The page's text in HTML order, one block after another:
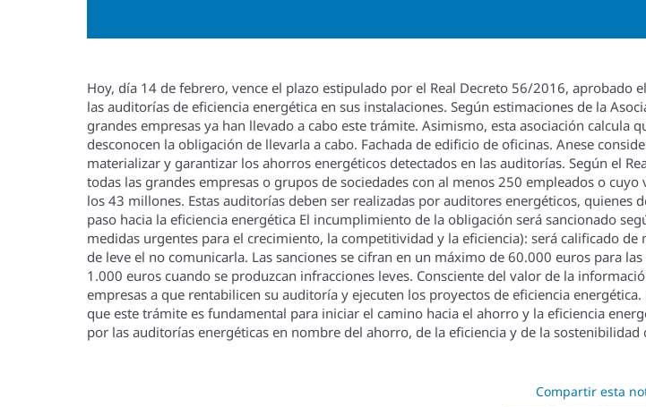
Hoy, dí­a 14 de febrero, vence el plazo estipulado por el Real Decreto 56/2016,
las auditorí­as de eficiencia energética en sus instalaciones. Según estimaciones de la
grandes empresas ya han llevado a cabo este trámite. Asimismo, esta asociación calcula
desconocen la obligación de llevarla a cabo. Fachada de edificio de oficinas. Anese
materializar y garantizar los ahorros energéticos detectados en las auditorí­as. Según el
todas las grandes empresas o grupos de sociedades con al menos 250 empleados o
los 43 millones. Estas auditorí­as deben ser realizadas por auditores energéticos,
paso hacia la eficiencia energética El incumplimiento de la obligación será sancionado
medidas urgentes para el crecimiento, la competitividad y la eficiencia): será calificado
de leve el no comunicarla. Las sanciones se cifran en un máximo de 60.000 euros para
1.000 euros cuando se produzcan infracciones leves. Consciente del valor de la
empresas a que rentabilicen su auditorí­a y ejecuten los proyectos de eficiencia
que este trámite es fundamental para iniciar el camino hacia el ahorro y la eficiencia
por las auditorí­as energéticas en nombre del ahorro, de la eficiencia y de la
Compartir esta